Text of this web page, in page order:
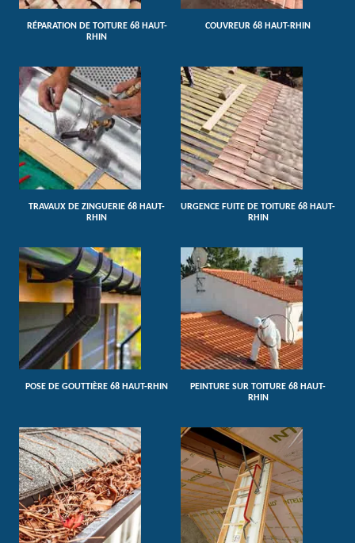
RÉPARATION DE TOITURE 68 HAUT-
RHIN
COUVREUR 68 HAUT-RHIN
TRAVAUX DE ZINGUERIE 68 HAUT-
RHIN
URGENCE FUITE DE TOITURE 68 HAUT-
RHIN
POSE DE GOUTTIÈRE 68 HAUT-RHIN
PEINTURE SUR TOITURE 68 HAUT-
RHIN